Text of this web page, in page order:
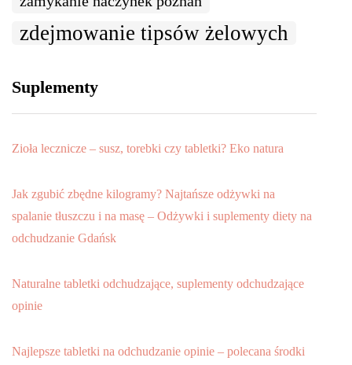
zdejmowanie tipsów żelowych
Suplementy
Zioła lecznicze – susz, torebki czy tabletki? Eko natura
Jak zgubić zbędne kilogramy? Najtańsze odżywki na
spalanie tłuszczu i na masę – Odżywki i suplementy diety na
odchudzanie Gdańsk
Naturalne tabletki odchudzające, suplementy odchudzające
opinie
Najlepsze tabletki na odchudzanie opinie – polecana środki